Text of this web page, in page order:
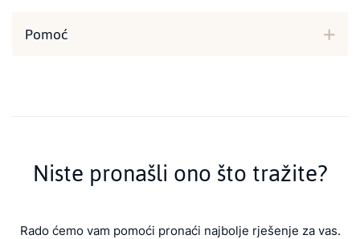
Pomoć
Niste pronašli ono što tražite?
Rado ćemo vam pomoći pronaći najbolje rješenje za vas.